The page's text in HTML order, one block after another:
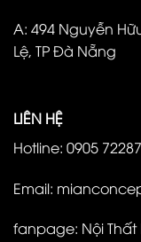
A: 494 Nguyễn
Lệ, TP Đà Nẵng
LIÊN HỆ
Hotline: 0905
Email:
fanpage: Nội